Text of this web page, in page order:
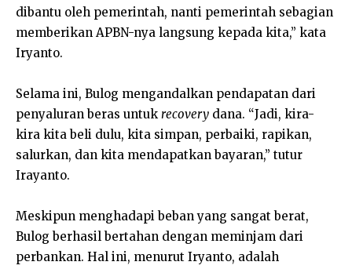
dibantu oleh pemerintah, nanti pemerintah sebagian
memberikan APBN-nya langsung kepada kita,” kata
Iryanto.
Selama ini, Bulog mengandalkan pendapatan dari
penyaluran beras untuk recovery dana. “Jadi, kira-
kira kita beli dulu, kita simpan, perbaiki, rapikan,
salurkan, dan kita mendapatkan bayaran,” tutur
Irayanto.
Meskipun menghadapi beban yang sangat berat,
Bulog berhasil bertahan dengan meminjam dari
perbankan. Hal ini, menurut Iryanto, adalah